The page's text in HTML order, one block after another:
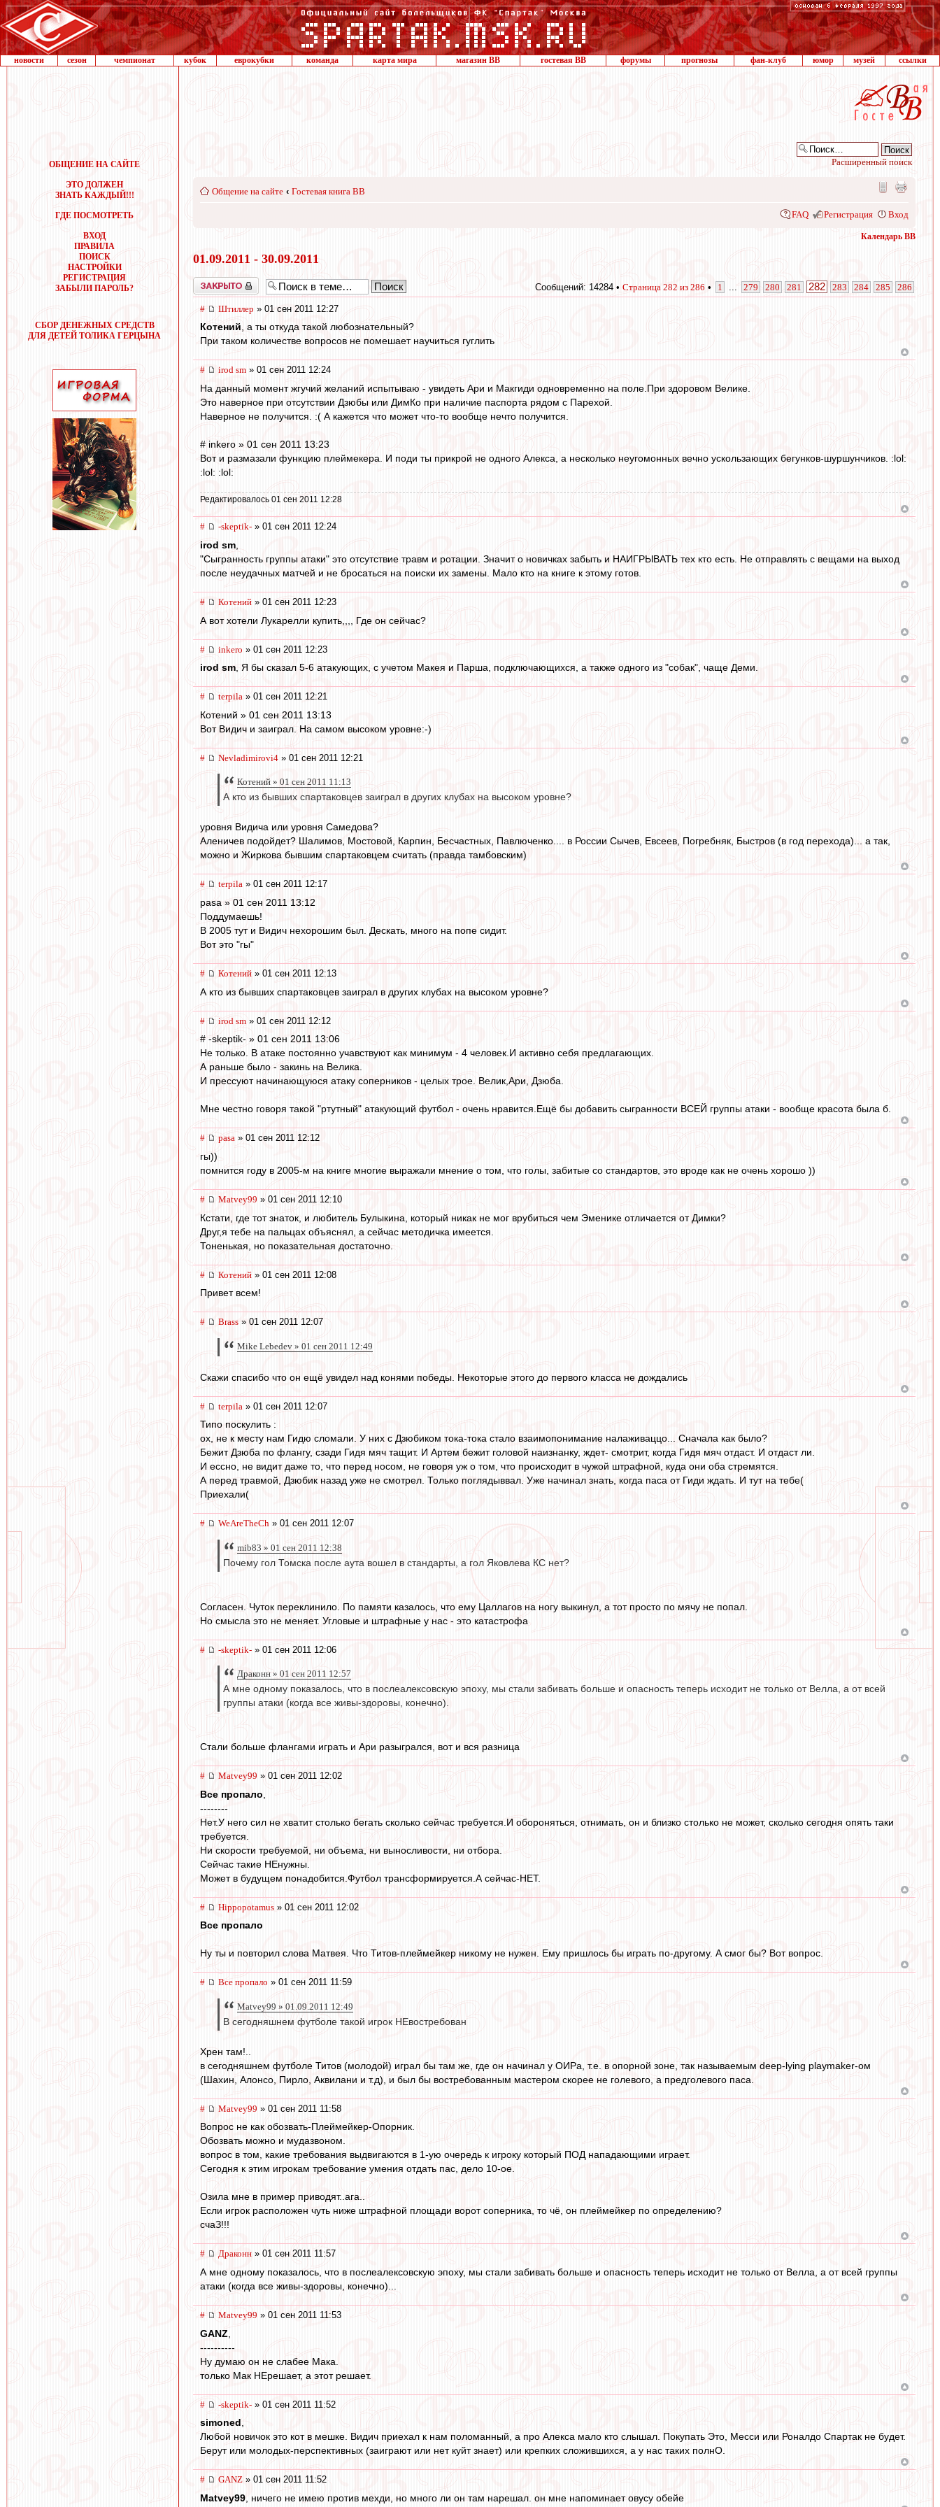
новости сезон чемпионат кубок еврокубки команда карта мира магазин ВВ гостевая ВВ форумы прогнозы фан-клуб юмор музей ссылки
ОБЩЕНИЕ НА САЙТЕ
ЭТО ДОЛЖЕН
ЗНАТЬ КАЖДЫЙ!!!
ГДЕ ПОСМОТРЕТЬ
ВХОД
ПРАВИЛА
ПОИСК
НАСТРОЙКИ
РЕГИСТРАЦИЯ
ЗАБЫЛИ ПАРОЛЬ?
СБОР ДЕНЕЖНЫХ СРЕДСТВ
ДЛЯ ДЕТЕЙ ТОЛИКА ГЕРЦЫНА
Расширенный поиск
Общение на сайте ‹ Гостевая книга ВВ
FAQ Регистрация Вход
Календарь ВВ
01.09.2011 - 30.09.2011
Закрыто Сообщений: 14284 • Страница 282 из 286 • 1 279 280 281 282 283 284 285 286
# Штиллер » 01 сен 2011 12:27
Котений, а ты откуда такой любознательный?
При таком количестве вопросов не помешает научиться гуглить
# irod sm » 01 сен 2011 12:24
На данный момент жгучий желаний испытываю - увидеть Ари и Макгиди одновременно на поле.При здоровом Велике.
Это наверное при отсутствии Дзюбы или ДимКо при наличие паспорта рядом с Парехой.
Наверное не получится. :( А кажется что может что-то вообще нечто получится.
# inkero » 01 сен 2011 13:23
Вот и размазали функцию плеймекера. И поди ты прикрой не одного Алекса, а несколько неугомонных вечно ускользающих бегунков-шуршунчиков. :lol:
:lol: :lol:
Редактировалось 01 сен 2011 12:28
# -skeptik- » 01 сен 2011 12:24
irod sm
"Сыгранность группы атаки" это отсутствие травм и ротации. Значит о новичках забыть и НАИГРЫВАТЬ тех кто есть. Не отправлять с вещами на выход
после неудачных матчей и не бросаться на поиски их замены. Мало кто на книге к этому готов.
# Котений » 01 сен 2011 12:23
А вот хотели Лукарелли купить,,,, Где он сейчас?
# inkero » 01 сен 2011 12:23
irod sm, Я бы сказал 5-6 атакующих, с учетом Макея и Парша, подключающихся, а также одного из "собак", чаще Деми.
# terpila » 01 сен 2011 12:21
Котений » 01 сен 2011 13:13
Вот Видич и заиграл. На самом высоком уровне:-)
# Nevladimirovi4 » 01 сен 2011 12:21
Котений » 01 сен 2011 11:13
А кто из бывших спартаковцев заиграл в других клубах на высоком уровне?
уровня Видича или уровня Самедова?
Аленичев подойдет? Шалимов, Мостовой, Карпин, Бесчастных, Павлюченко.... в России Сычев, Евсеев, Погребняк, Быстров (в год перехода)... а так,
можно и Жиркова бывшим спартаковцем считать (правда тамбовским)
# terpila » 01 сен 2011 12:17
pasa » 01 сен 2011 13:12
Поддумаешь!
В 2005 тут и Видич нехорошим был. Дескать, много на попе сидит.
Вот это "гы"
# Котений » 01 сен 2011 12:13
А кто из бывших спартаковцев заиграл в других клубах на высоком уровне?
# irod sm » 01 сен 2011 12:12
# -skeptik- » 01 сен 2011 13:06
Не только. В атаке постоянно учавствуют как минимум - 4 человек.И активно себя предлагающих.
А раньше было - закинь на Велика.
И прессуют начинающуюся атаку соперников - целых трое. Велик,Ари, Дзюба.
Мне честно говоря такой "ртутный" атакующий футбол - очень нравится.Ещё бы добавить сыгранности ВСЕЙ группы атаки - вообще красота была б.
# pasa » 01 сен 2011 12:12
гы))
помнится году в 2005-м на книге многие выражали мнение о том, что голы, забитые со стандартов, это вроде как не очень хорошо ))
# Matvey99 » 01 сен 2011 12:10
Кстати, где тот знаток, и любитель Булыкина, который никак не мог врубиться чем Эменике отличается от Димки?
Друг,я тебе на пальцах объяснял, а сейчас методичка имеется.
Тоненькая, но показательная достаточно.
# Котений » 01 сен 2011 12:08
Привет всем!
# Brass » 01 сен 2011 12:07
Mike Lebedev » 01 сен 2011 12:49
Скажи спасибо что он ещё увидел над конями победы. Некоторые этого до первого класса не дождались
# terpila » 01 сен 2011 12:07
Типо поскулить :
ох, не к месту нам Гидю сломали. У них с Дзюбиком тока-тока стало взаимопонимание налаживаццо... Сначала как было?
Бежит Дзюба по флангу, сзади Гидя мяч тащит. И Артем бежит головой наизнанку, ждет- смотрит, когда Гидя мяч отдаст. И отдаст ли.
И ессно, не видит даже то, что перед носом, не говоря уж о том, что происходит в чужой штрафной, куда они оба стремятся.
А перед травмой, Дзюбик назад уже не смотрел. Только поглядыввал. Уже начинал знать, когда паса от Гиди ждать. И тут на тебе(
Приехали(
# WeAreTheCh » 01 сен 2011 12:07
mib83 » 01 сен 2011 12:38
Почему гол Томска после аута вошел в стандарты, а гол Яковлева КС нет?
Согласен. Чуток переклинило. По памяти казалось, что ему Цаллагов на ногу выкинул, а тот просто по мячу не попал.
Но смысла это не меняет. Угловые и штрафные у нас - это катастрофа
# -skeptik- » 01 сен 2011 12:06
Драконн » 01 сен 2011 12:57
А мне одному показалось, что в послеалексовскую эпоху, мы стали забивать больше и опасность теперь исходит не только от Велла, а от всей
группы атаки (когда все живы-здоровы, конечно).
Стали больше флангами играть и Ари разыгрался, вот и вся разница
# Matvey99 » 01 сен 2011 12:02
Все пропало
--------
Нет.У него сил не хватит столько бегать сколько сейчас требуется.И обороняться, отнимать, он и близко столько не может, сколько сегодня опять таки
требуется.
Ни скорости требуемой, ни объема, ни выносливости, ни отбора.
Сейчас такие НЕнужны.
Может в будущем понадобится.Футбол трансформируется.А сейчас-НЕТ.
# Hippopotamus » 01 сен 2011 12:02
Все пропало
Ну ты и повторил слова Матвея. Что Титов-плеймейкер никому не нужен. Ему пришлось бы играть по-другому. А смог бы? Вот вопрос.
# Все пропало » 01 сен 2011 11:59
Matvey99 » 01.09.2011 12:49
В сегодняшнем футболе такой игрок НЕвостребован
Хрен там!..
в сегодняшнем футболе Титов (молодой) играл бы там же, где он начинал у ОИРа, т.е. в опорной зоне, так называемым deep-lying playmaker-ом
(Шахин, Алонсо, Пирло, Аквилани и т.д), и был бы востребованным мастером скорее не голевого, а предголевого паса.
# Matvey99 » 01 сен 2011 11:58
Вопрос не как обозвать-Плеймейкер-Опорник.
Обозвать можно и мудазвоном.
вопрос в том, какие требования выдвигаются в 1-ую очередь к игроку который ПОД нападающими играет.
Сегодня к этим игрокам требование умения отдать пас, дело 10-ое.
Озила мне в пример приводят..ага..
Если игрок расположен чуть ниже штрафной площади ворот соперника, то чё, он плеймейкер по определению?
счаЗ!!!
# Драконн » 01 сен 2011 11:57
А мне одному показалось, что в послеалексовскую эпоху, мы стали забивать больше и опасность теперь исходит не только от Велла, а от всей группы
атаки (когда все живы-здоровы, конечно)...
# Matvey99 » 01 сен 2011 11:53
GANZ
----------
Ну думаю он не слабее Мака.
только Мак НЕрешает, а этот решает.
# -skeptik- » 01 сен 2011 11:52
simoned,
Любой новичок это кот в мешке. Видич приехал к нам поломанный, а про Алекса мало кто слышал. Покупать Это, Месси или Роналдо Спартак не будет.
Берут или молодых-перспективных (заиграют или нет куйт знает) или крепких сложившихся, а у нас таких полнО.
# GANZ » 01 сен 2011 11:52
Matvey99 , ничего не имею против мехди, но много ли он там нарешал. он мне напоминает овусу обейе